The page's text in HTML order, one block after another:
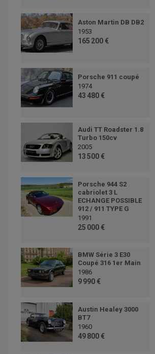
Aston Martin DB DB2
1953
165 200 €
Porsche 911 coupé
1974
43 480 €
Audi TT Roadster 1.8
Turbo 150cv
2005
13 500 €
Porsche 944 S2
cabriolet 3 L
ECHANGE POSSIBLE
912 / 911 TYPE G
1991
25 000 €
BMW Série 3 E30
Coupé 316 1er Main
1986
9 990 €
Austin Healey 3000
BT7
1960
49 800 €